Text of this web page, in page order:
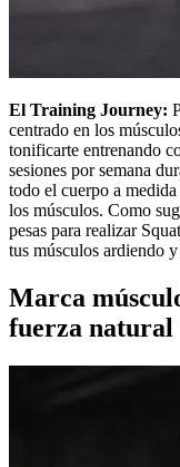
El Training Journey:
centrado en los
tonificarte entrenando
sesiones por semana
todo el cuerpo a
los músculos. Como
pesas para realizar
tus músculos ardiendo
Marca
fuerza natural